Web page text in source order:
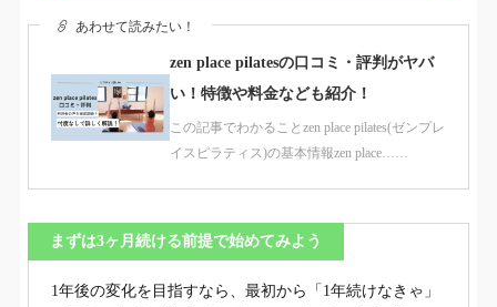
あわせて読みたい！
zen place pilatesの口コミ・評判がヤバ
い！特徴や料金なども紹介！
この記事でわかることzen place pilates(ゼンプレ
イスピラティス)の基本情報zen place……
まずは3ヶ月続ける前提で始めてみよう
1年後の変化を目指すなら、最初から「1年続けなきゃ」